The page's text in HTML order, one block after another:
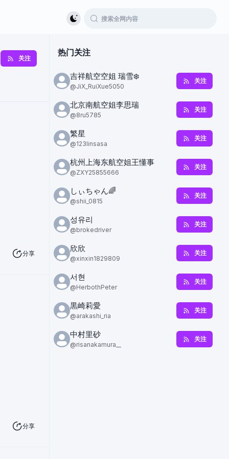
关注
分享
分享
热门关注
吉祥航空空姐 瑞雪❄️
@JiX_RuiXue5050
关注
北京南航空姐李思瑞
@8ru5785
关注
繁星
@123linsasa
关注
杭州上海东航空姐王懂事
@ZXY25855666
关注
しぃちゃん🌈
@shii_0815
关注
성유리
@brokedriver
关注
欣欣
@xinxin1829809
关注
서현
@HerbothPeter
关注
黒崎莉愛
@arakashi_ria
关注
中村里砂
@risanakamura__
关注